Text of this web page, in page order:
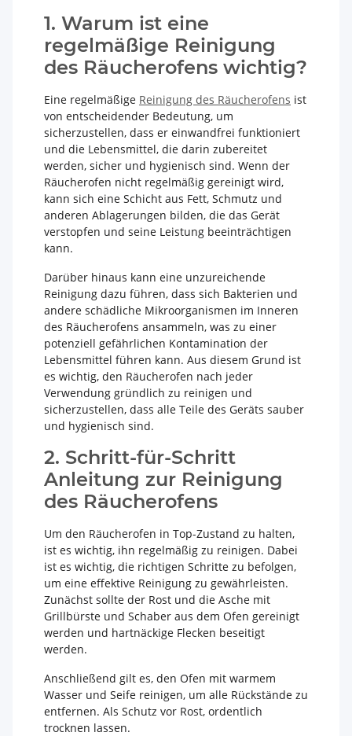
1. Warum ist eine
regelmäßige Reinigung
des Räucherofens wichtig?
Eine regelmäßige Reinigung des Räucherofens ist
von entscheidender Bedeutung, um
sicherzustellen, dass er einwandfrei funktioniert
und die Lebensmittel, die darin zubereitet
werden, sicher und hygienisch sind. Wenn der
Räucherofen nicht regelmäßig gereinigt wird,
kann sich eine Schicht aus Fett, Schmutz und
anderen Ablagerungen bilden, die das Gerät
verstopfen und seine Leistung beeinträchtigen
kann.
Darüber hinaus kann eine unzureichende
Reinigung dazu führen, dass sich Bakterien und
andere schädliche Mikroorganismen im Inneren
des Räucherofens ansammeln, was zu einer
potenziell gefährlichen Kontamination der
Lebensmittel führen kann. Aus diesem Grund ist
es wichtig, den Räucherofen nach jeder
Verwendung gründlich zu reinigen und
sicherzustellen, dass alle Teile des Geräts sauber
und hygienisch sind.
2. Schritt-für-Schritt
Anleitung zur Reinigung
des Räucherofens
Um den Räucherofen in Top-Zustand zu halten,
ist es wichtig, ihn regelmäßig zu reinigen. Dabei
ist es wichtig, die richtigen Schritte zu befolgen,
um eine effektive Reinigung zu gewährleisten.
Zunächst sollte der Rost und die Asche mit
Grillbürste und Schaber aus dem Ofen gereinigt
werden und hartnäckige Flecken beseitigt
werden.
Anschließend gilt es, den Ofen mit warmem
Wasser und Seife reinigen, um alle Rückstände zu
entfernen. Als Schutz vor Rost, ordentlich
trocknen lassen.